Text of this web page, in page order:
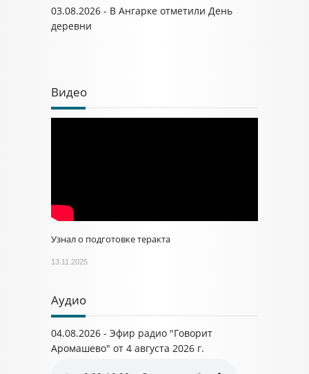
03.08.2026 - В Ангарке отметили День
деревни
Видео
Узнал о подготовке теракта
13.11.2025
Аудио
04.08.2026 - Эфир радио "Говорит
Аромашево" от 4 августа 2026 г.